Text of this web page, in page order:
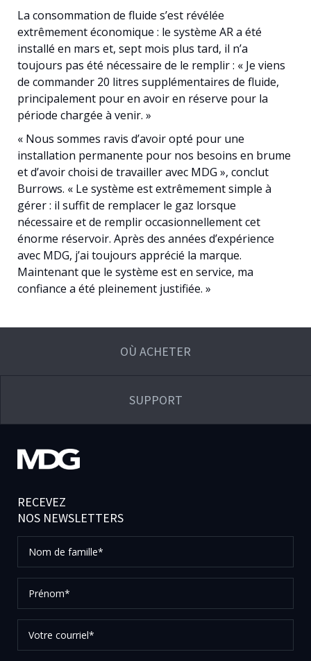
La consommation de fluide s’est révélée
extrêmement économique : le système AR a été
installé en mars et, sept mois plus tard, il n’a
toujours pas été nécessaire de le remplir : « Je viens
de commander 20 litres supplémentaires de fluide,
principalement pour en avoir en réserve pour la
période chargée à venir. »
« Nous sommes ravis d’avoir opté pour une
installation permanente pour nos besoins en brume
et d’avoir choisi de travailler avec MDG », conclut
Burrows. « Le système est extrêmement simple à
gérer : il suffit de remplacer le gaz lorsque
nécessaire et de remplir occasionnellement cet
énorme réservoir. Après des années d’expérience
avec MDG, j’ai toujours apprécié la marque.
Maintenant que le système est en service, ma
confiance a été pleinement justifiée. »
OÙ ACHETER
SUPPORT
RECEVEZ
NOS NEWSLETTERS
de
famille*
courriel*